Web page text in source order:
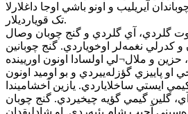
آيريليب و اونو باشي اوجا داغلارلا
تک قويارديلار.
گلردي، آي گلردي و گنج چوبان وصال
کدرلي نغمه‌لر اوخوياردي. گنج چوبانين
حزين و ملال‌¬لي اولسادا اونون اوريينده
او پاييزي گؤزله‌ييردي و بو اوميد اونون
ايستي ساخلاياردي. يازين آخشاميندا
گلين گيمي گؤيه چيخيردي. گنج چوبان
آچيب شام يئيه‌ردي. او شادليقدان